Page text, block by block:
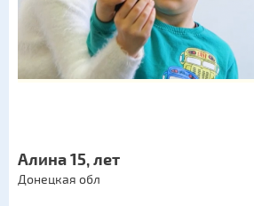
Алина 15, лет
Донецкая обл